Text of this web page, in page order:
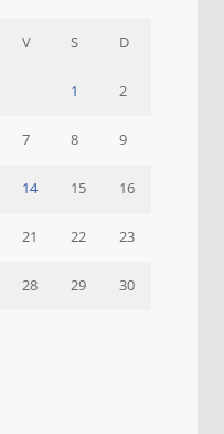
V S D
1 2
7 8 9
14 15 16
21 22 23
28 29 30